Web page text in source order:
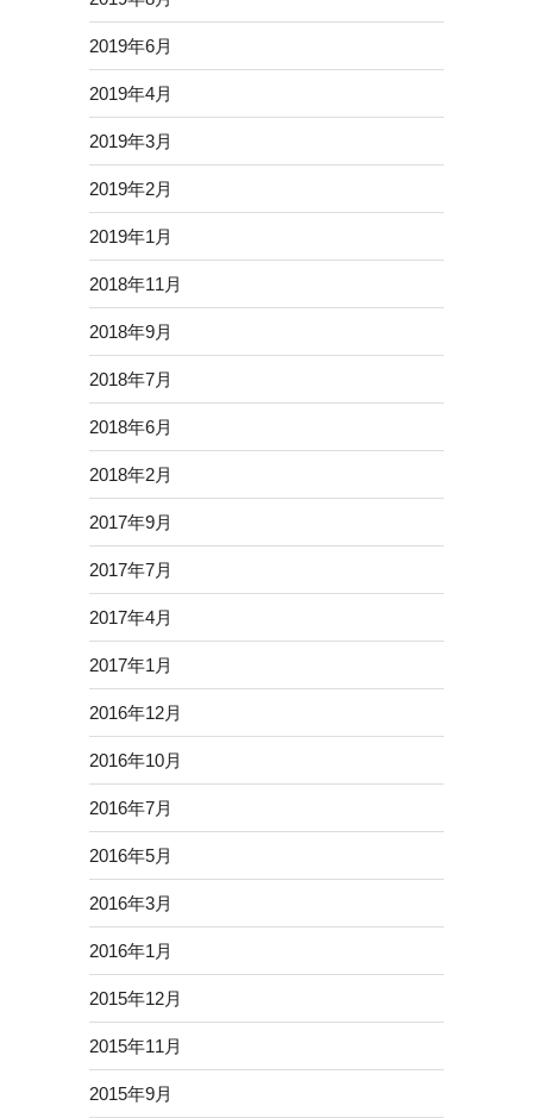
2019年6月
2019年4月
2019年3月
2019年2月
2019年1月
2018年11月
2018年9月
2018年7月
2018年6月
2018年2月
2017年9月
2017年7月
2017年4月
2017年1月
2016年12月
2016年10月
2016年7月
2016年5月
2016年3月
2016年1月
2015年12月
2015年11月
2015年9月